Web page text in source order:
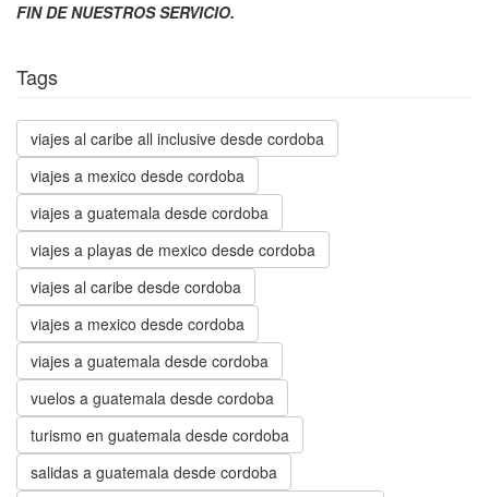
FIN DE NUESTROS SERVICIO.
Tags
viajes al caribe all inclusive desde cordoba
viajes a mexico desde cordoba
viajes a guatemala desde cordoba
viajes a playas de mexico desde cordoba
viajes al caribe desde cordoba
viajes a mexico desde cordoba
viajes a guatemala desde cordoba
vuelos a guatemala desde cordoba
turismo en guatemala desde cordoba
salidas a guatemala desde cordoba